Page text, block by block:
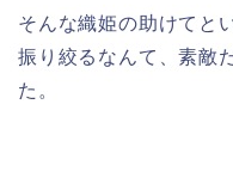
そんな織姫の助けてと
振り絞るなんて、素敵
た。